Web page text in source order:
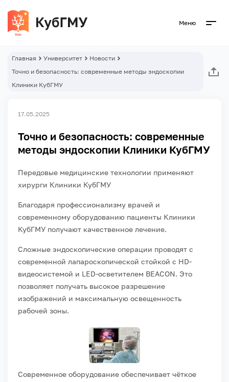
Меню
Главная Университет
Новости
Точно и безопасность: современные методы эндоскопии
Клиники КубГМУ
17.05.2025
Точно и безопасность: современные
методы эндоскопии Клиники КубГМУ
Передовые медицинские технологии применяют
хирурги Клиники КубГМУ
Благодаря профессионализму врачей и
современному оборудованию пациенты Клиники
КубГМУ получают качественное лечение.
Сложные эндоскопические операции проводят с
современной лапароскопической стойкой с HD-
видеосистемой и LED-осветителем BEACON. Это
позволяет получать высокое разрешение
изображений и максимальную освещенность
рабочей зоны.
Современное оборудование обеспечивает чёткое